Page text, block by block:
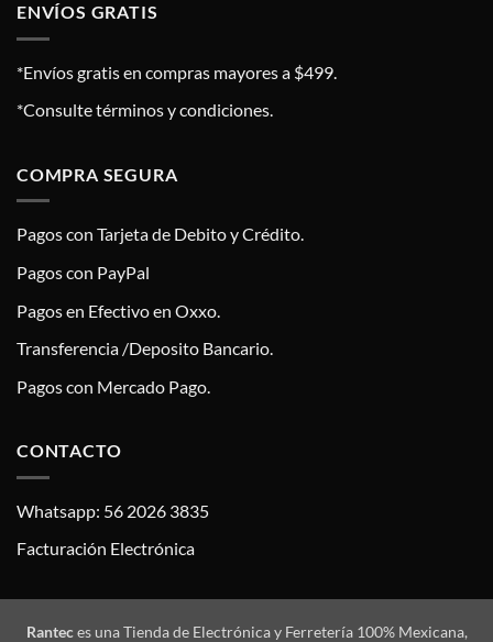
ENVÍOS GRATIS
*Envíos gratis en compras mayores a $499.
*Consulte términos y condiciones.
COMPRA SEGURA
Pagos con Tarjeta de Debito y Crédito.
Pagos con PayPal
Pagos en Efectivo en Oxxo.
Transferencia /Deposito Bancario.
Pagos con Mercado Pago.
CONTACTO
Whatsapp: 56 2026 3835
Facturación Electrónica
Ranteces una Tienda de Electrónica y Ferretería 100% Mexicana,